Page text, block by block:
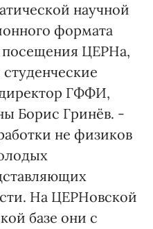
научной
формата
ЦЕРНа,
ГФФИ,
Борис Гринёв. -
не физиков
На ЦЕРНовской
базе они с